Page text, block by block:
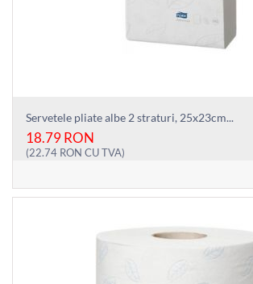
Servetele pliate albe 2 straturi, 25x23cm...
18.79RON
(22.74 RON CU TVA)